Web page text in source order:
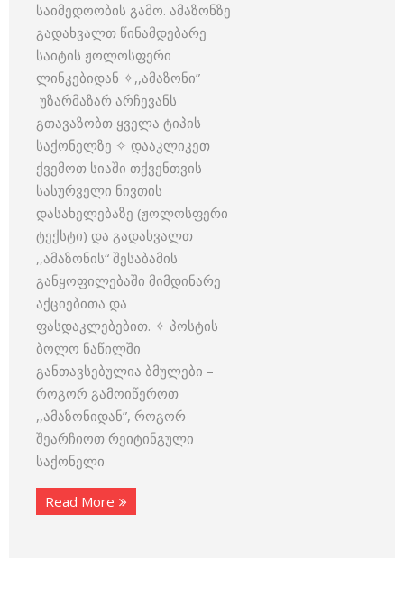
საიმედოობის გამო. ამაზონზე
გადახვალთ წინამდებარე
საიტის ჟოლოსფერი
ლინკებიდან ✧,,ამაზონი”
უზარმაზარ არჩევანს
გთავაზობთ ყველა ტიპის
საქონელზე ✧ დააკლიკეთ
ქვემოთ სიაში თქვენთვის
სასურველი ნივთის
დასახელებაზე (ჟოლოსფერი
ტექსტი) და გადახვალთ
,,ამაზონის“ შესაბამის
განყოფილებაში მიმდინარე
აქციებითა და
ფასდაკლებებით. ✧ პოსტის
ბოლო ნაწილში
განთავსებულია ბმულები –
როგორ გამოიწეროთ
,,ამაზონიდან”, როგორ
შეარჩიოთ რეიტინგული
საქონელი
Read More